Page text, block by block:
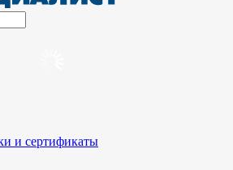
и сертификаты